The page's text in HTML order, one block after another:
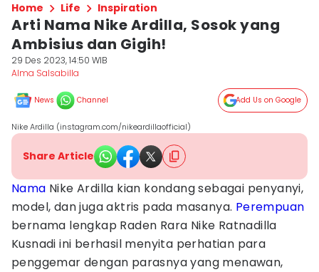
Home Life Inspiration
Arti Nama Nike Ardilla, Sosok yang
Ambisius dan Gigih!
29 Des 2023, 14:50 WIB
Alma Salsabilla
News Channel Add Us on Google
Nike Ardilla (instagram.com/nikeardillaofficial)
Share Article
Nama Nike Ardilla kian kondang sebagai penyanyi,
model, dan juga aktris pada masanya. Perempuan
bernama lengkap Raden Rara Nike Ratnadilla
Kusnadi ini berhasil menyita perhatian para
penggemar dengan parasnya yang menawan,